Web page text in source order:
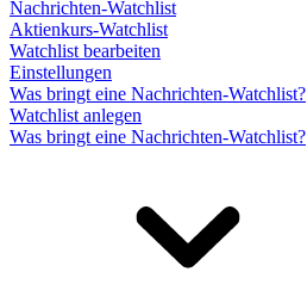
Nachrichten-Watchlist
Aktienkurs-Watchlist
Watchlist bearbeiten
Einstellungen
Was bringt eine Nachrichten-Watchlist?
Watchlist anlegen
Was bringt eine Nachrichten-Watchlist?